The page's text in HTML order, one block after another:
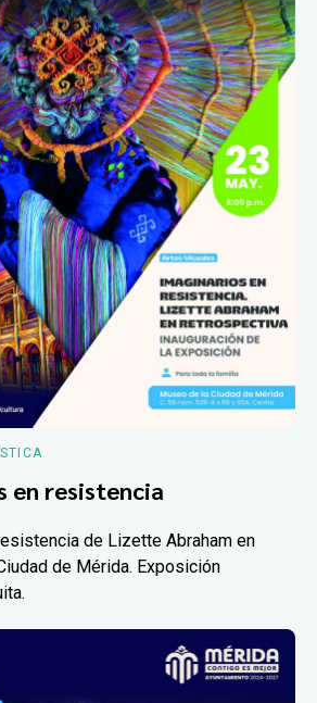
en resistencia
de Lizette Abraham en
de Mérida. Exposición